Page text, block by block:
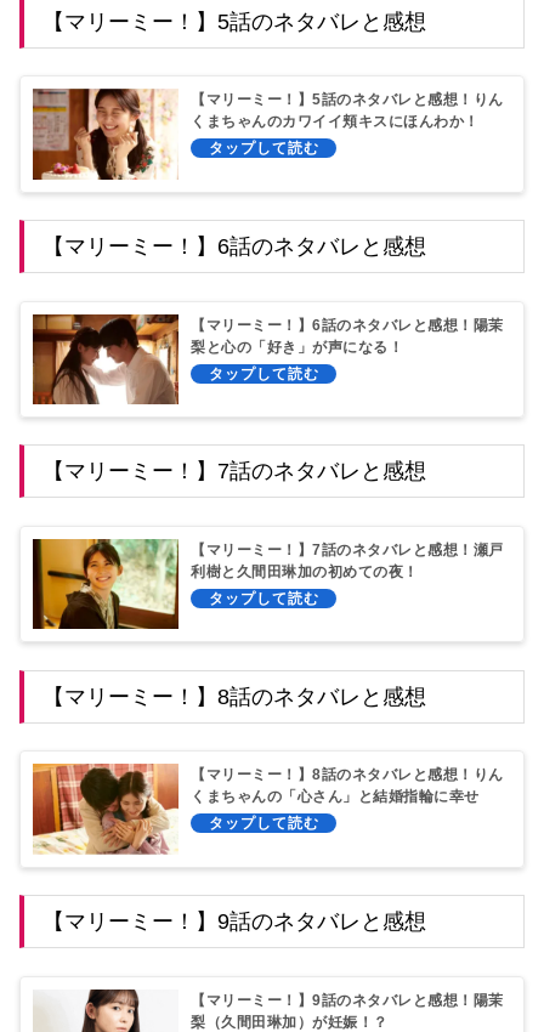
【マリーミー！】5話のネタバレと感想
【マリーミー！】5話のネタバレと感想！りん
くまちゃんのカワイイ頬キスにほんわか！
【マリーミー！】6話のネタバレと感想
【マリーミー！】6話のネタバレと感想！陽茉
梨と心の「好き」が声になる！
【マリーミー！】7話のネタバレと感想
【マリーミー！】7話のネタバレと感想！瀬戸
利樹と久間田琳加の初めての夜！
【マリーミー！】8話のネタバレと感想
【マリーミー！】8話のネタバレと感想！りん
くまちゃんの「心さん」と結婚指輪に幸せ
愛！
【マリーミー！】9話のネタバレと感想
【マリーミー！】9話のネタバレと感想！陽茉
梨（久間田琳加）が妊娠！？